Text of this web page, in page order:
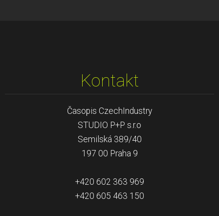
Kontakt
Časopis CzechIndustry
STUDIO P+P s.r.o
Semilská 389/40
197 00 Praha 9
+420 602 363 969
+420 605 463 150